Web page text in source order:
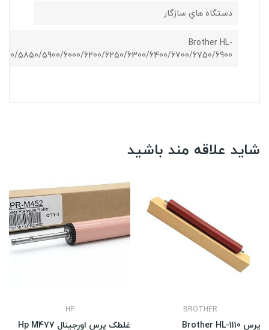
دستگاه هاي سازگار
Brother HL-
5850/5900/6000/6200/6250/6300/6400/6700/6750/6900
شاید علاقه مند باشید
HP
غلطک پرس اورجینال Hp M477
BROTHER
پرس Brother HL-1110